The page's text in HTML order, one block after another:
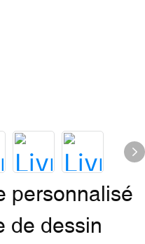
personnalisé
de dessin